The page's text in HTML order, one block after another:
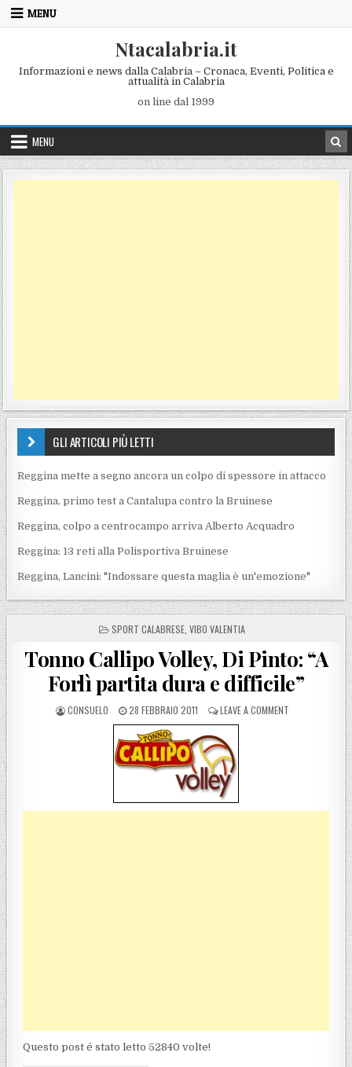
Skip to content
MENU
Ntacalabria.it
Informazioni e news dalla Calabria – Cronaca, Eventi, Politica e
attualità in Calabria
on line dal 1999
MENU
GLI ARTICOLI PIÙ LETTI
Reggina mette a segno ancora un colpo di spessore in attacco
Reggina, primo test a Cantalupa contro la Bruinese
Reggina, colpo a centrocampo arriva Alberto Acquadro
Reggina: 13 reti alla Polisportiva Bruinese
Reggina, Lancini: "Indossare questa maglia è un'emozione"
POSTED IN
SPORT CALABRESE VIBO VALENTIA
Tonno Callipo Volley, Di Pinto: “A
Forlì partita dura e difficile”
POSTED BY
CONSUELO POSTED ON
28 FEBBRAIO 2011 LEAVE A COMMENTON TONNO
Questo post é stato letto 52840 volte!